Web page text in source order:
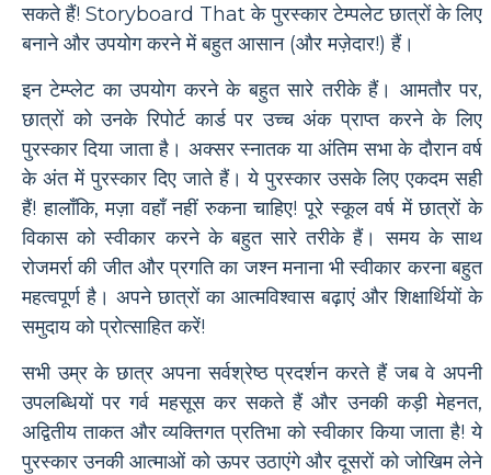
सकते हैं! Storyboard That के पुरस्कार टेम्पलेट छात्रों के लिए
बनाने और उपयोग करने में बहुत आसान (और मज़ेदार!) हैं।
इन टेम्प्लेट का उपयोग करने के बहुत सारे तरीके हैं। आमतौर पर,
छात्रों को उनके रिपोर्ट कार्ड पर उच्च अंक प्राप्त करने के लिए
पुरस्कार दिया जाता है। अक्सर स्नातक या अंतिम सभा के दौरान वर्ष
के अंत में पुरस्कार दिए जाते हैं। ये पुरस्कार उसके लिए एकदम सही
हैं! हालाँकि, मज़ा वहाँ नहीं रुकना चाहिए! पूरे स्कूल वर्ष में छात्रों के
विकास को स्वीकार करने के बहुत सारे तरीके हैं। समय के साथ
रोजमर्रा की जीत और प्रगति का जश्न मनाना भी स्वीकार करना बहुत
महत्वपूर्ण है। अपने छात्रों का आत्मविश्वास बढ़ाएं और शिक्षार्थियों के
समुदाय को प्रोत्साहित करें!
सभी उम्र के छात्र अपना सर्वश्रेष्ठ प्रदर्शन करते हैं जब वे अपनी
उपलब्धियों पर गर्व महसूस कर सकते हैं और उनकी कड़ी मेहनत,
अद्वितीय ताकत और व्यक्तिगत प्रतिभा को स्वीकार किया जाता है! ये
पुरस्कार उनकी आत्माओं को ऊपर उठाएंगे और दूसरों को जोखिम लेने